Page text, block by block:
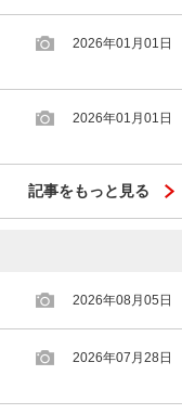
2026年01月01日
2026年01月01日
記事をもっと見る
2026年08月05日
2026年07月28日